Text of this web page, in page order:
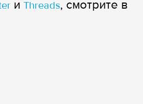
и Threads, смотрите в